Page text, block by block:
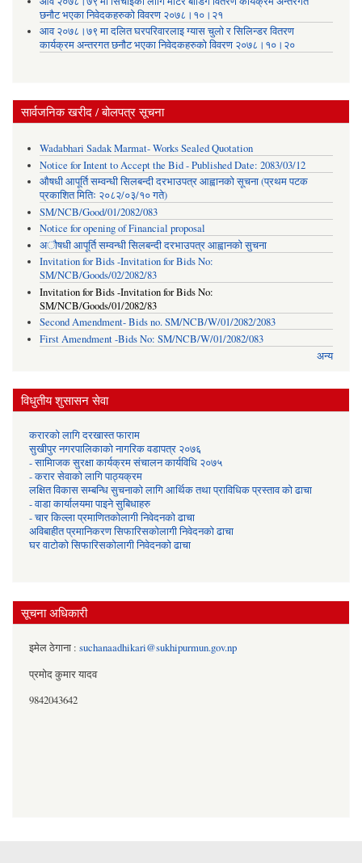
छनौट भएका निवेदकहरुको विवरण २०७८।१०।२१
आव २०७८।७९ मा दलित घरपरिवारलाइ ग्यास चुलो र सिलिन्डर वितरण
कार्यक्रम अन्तरगत छनौट भएका निवेदकहरुको विवरण २०७८।१०।२०
सार्वजनिक खरीद / बोलपत्र सूचना
Wadabhari Sadak Marmat- Works Sealed Quotation
Notice for Intent to Accept the Bid - Published Date: 2083/03/12
औषधी आपूर्ति सम्वन्धी सिलबन्दी दरभाउपत्र आह्वानको सूचना (प्रथम पटक
प्रकाशित मितिः २०८२/०३/१० गते)
SM/NCB/Good/01/2082/083
Notice for opening of Financial proposal
अौषधी आपूर्ति सम्वन्धी सिलबन्दी दरभाउपत्र आह्वानको सुचना
Invitation for Bids -Invitation for Bids No:
SM/NCB/Goods/02/2082/83
Invitation for Bids -Invitation for Bids No:
SM/NCB/Goods/01/2082/83
Second Amendment- Bids no. SM/NCB/W/01/2082/2083
First Amendment -Bids No: SM/NCB/W/01/2082/083
अन्य
विधुतीय शुसासन सेवा
करारको लागि दरखास्त फाराम
सुखीपुर नगरपालिकाको नागरिक वडापत्र २०७६
- सामािजक सुरक्षा कार्यक्रम संचालन कार्यविधि २०७५
- करार सेवाको लागि पाठ्यक्रम
लक्षित विकास सम्बन्धि सुचनाको लागि आर्थिक तथा प्राविधिक प्रस्ताव को ढाचा
- वाडा कार्यालयमा पाइने सुबिधाहरु
- चार किल्ला प्रमाणितकोलागी निवेदनको ढाचा
अविबाहीत प्रमानिकरण सिफारिसकोलागी निवेदनको ढाचा
घर वाटोको सिफारिसकोलागी निवेदनको ढाचा
सूचना अधिकारी
इमेल ठेगाना : suchanaadhikari@sukhipurmun.gov.np
प्रमोद कुमार यादव
9842043642